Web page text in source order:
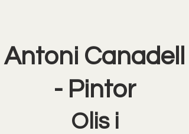
Antoni Canadell
- Pintor
Olis i